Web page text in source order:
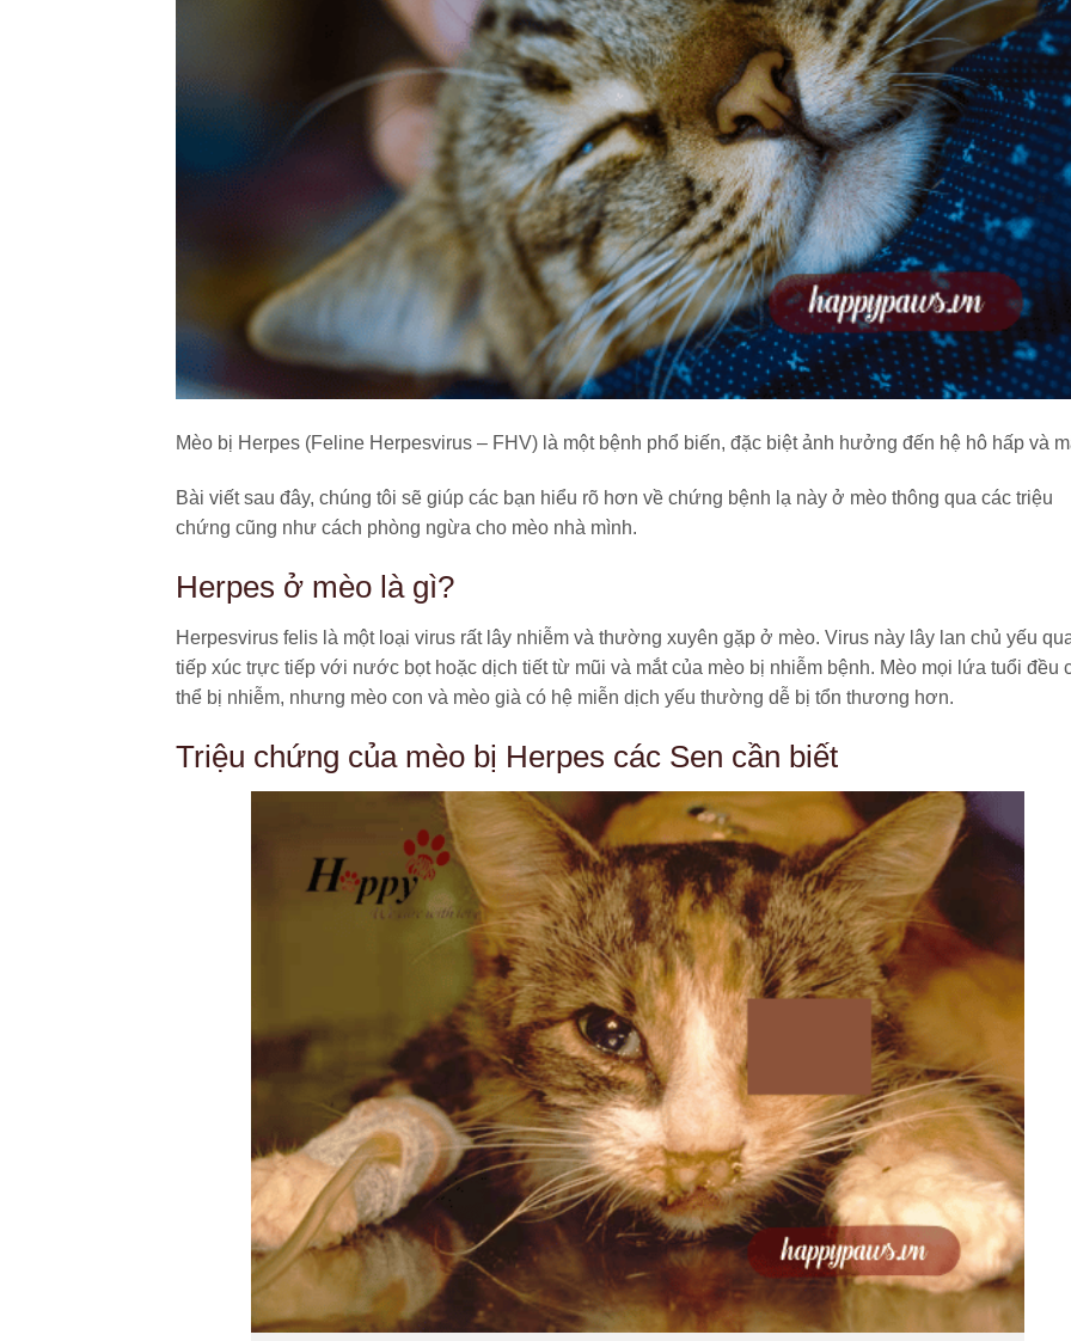
Mèo bị Herpes (Feline Herpesvirus – FHV) là một bệnh phổ biến, đặc biệt ảnh hưởng đến hệ hô hấp và
Bài viết sau đây, chúng tôi sẽ giúp các bạn hiểu rõ hơn về chứng bệnh lạ này ở mèo thông qua các triệu
chứng cũng như cách phòng ngừa cho mèo nhà mình.
Herpes ở mèo là gì?
Herpesvirus felis là một loại virus rất lây nhiễm và thường xuyên gặp ở mèo. Virus này lây lan chủ yếu
tiếp xúc trực tiếp với nước bọt hoặc dịch tiết từ mũi và mắt của mèo bị nhiễm bệnh. Mèo mọi lứa tuổi đều
thể bị nhiễm, nhưng mèo con và mèo già có hệ miễn dịch yếu thường dễ bị tổn thương hơn.
Triệu chứng của mèo bị Herpes các Sen cần biết